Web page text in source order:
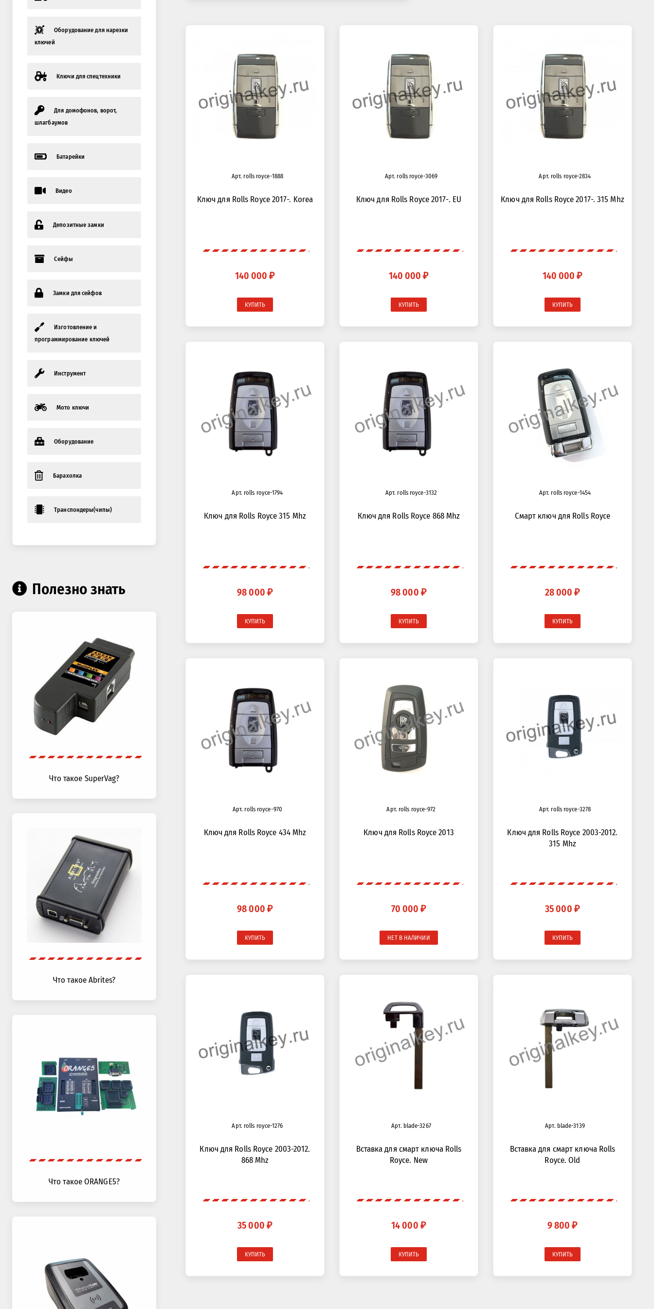
Оборудование для нарезки
ключей
Ключи для спецтехники
Для домофонов, ворот,
шлагбаумов
Батарейки
Видео
Депозитные замки
Сейфы
Замки для сейфов
Изготовление и
программирование ключей
Инструмент
Мото ключи
Оборудование
Барахолка
Транспондеры(чипы)
Полезно знать
Что такое SuperVag?
Что такое Abrites?
Что такое ORANGE5?
Арт. rolls royce-1888
Ключ для Rolls Royce 2017-. Korea
140 000 ₽
КУПИТЬ
Арт. rolls royce-3069
Ключ для Rolls Royce 2017-. EU
140 000 ₽
КУПИТЬ
Арт. rolls royce-2834
Ключ для Rolls Royce 2017-. 315 Mhz
140 000 ₽
КУПИТЬ
Арт. rolls royce-1794
Ключ для Rolls Royce 315 Mhz
98 000 ₽
КУПИТЬ
Арт. rolls royce-3132
Ключ для Rolls Royce 868 Mhz
98 000 ₽
КУПИТЬ
Арт. rolls royce-1454
Смарт ключ для Rolls Royce
28 000 ₽
КУПИТЬ
Арт. rolls royce-970
Ключ для Rolls Royce 434 Mhz
98 000 ₽
КУПИТЬ
Арт. rolls royce-972
Ключ для Rolls Royce 2013
70 000 ₽
НЕТ В НАЛИЧИИ
Арт. rolls royce-3278
Ключ для Rolls Royce 2003-2012.
315 Mhz
35 000 ₽
КУПИТЬ
Арт. rolls royce-1276
Ключ для Rolls Royce 2003-2012.
868 Mhz
35 000 ₽
КУПИТЬ
Арт. blade-3267
Вставка для смарт ключа Rolls
Royce. New
14 000 ₽
КУПИТЬ
Арт. blade-3139
Вставка для смарт ключа Rolls
Royce. Old
9 800 ₽
КУПИТЬ